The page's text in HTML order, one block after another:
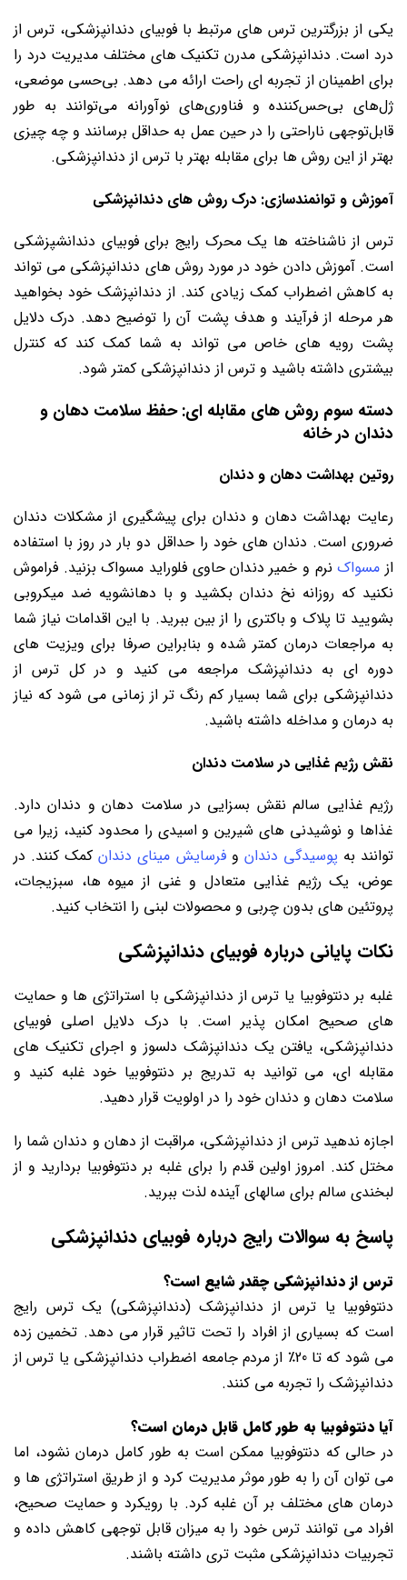
یکی از بزرگترین ترس های مرتبط با فوبیای دندانپزشکی، ترس از
درد است. دندانپزشکی مدرن تکنیک های مختلف مدیریت درد را
برای اطمینان از تجربه ای راحت ارائه می دهد. بی‌حسی موضعی،
ژل‌های بی‌حس‌کننده و فناوری‌های نوآورانه می‌توانند به طور
قابل‌توجهی ناراحتی را در حین عمل به حداقل برسانند و چه چیزی
بهتر از این روش ها برای مقابله بهتر با ترس از دندانپزشکی.
آموزش و توانمندسازی: درک روش های دندانپزشکی
ترس از ناشناخته ها یک محرک رایج برای فوبیای دندانشپزشکی
است. آموزش دادن خود در مورد روش های دندانپزشکی می تواند
به کاهش اضطراب کمک زیادی کند. از دندانپزشک خود بخواهید
هر مرحله از فرآیند و هدف پشت آن را توضیح دهد. درک دلایل
پشت رویه های خاص می تواند به شما کمک کند که کنترل
بیشتری داشته باشید و ترس از دندانپزشکی کمتر شود.
دسته سوم روش های مقابله ای: حفظ سلامت دهان و
دندان در خانه
روتین بهداشت دهان و دندان
رعایت بهداشت دهان و دندان برای پیشگیری از مشکلات دندان
ضروری است. دندان های خود را حداقل دو بار در روز با استفاده
از مسواکنرم و خمیر دندان حاوی فلوراید مسواک بزنید. فراموش
نکنید که روزانه نخ دندان بکشید و با دهانشویه ضد میکروبی
بشویید تا پلاک و باکتری را از بین ببرید. با این اقدامات نیاز شما
به مراجعات درمان کمتر شده و بنابراین صرفا برای ویزیت های
دوره ای به دندانپزشک مراجعه می کنید و در کل ترس از
دندانپزشکی برای شما بسیار کم رنگ تر از زمانی می شود که نیاز
به درمان و مداخله داشته باشید.
نقش رژیم غذایی در سلامت دندان
رژیم غذایی سالم نقش بسزایی در سلامت دهان و دندان دارد.
غذاها و نوشیدنی های شیرین و اسیدی را محدود کنید، زیرا می
توانند به پوسیدگی دندان وفرسایش مینای دندانکمک کنند. در
عوض، یک رژیم غذایی متعادل و غنی از میوه ها، سبزیجات،
پروتئین های بدون چربی و محصولات لبنی را انتخاب کنید.
نکات پایانی درباره فوبیای دندانپزشکی
غلبه بر دنتوفوبیا یا ترس از دندانپزشکی با استراتژی ها و حمایت
های صحیح امکان پذیر است. با درک دلایل اصلی فوبیای
دندانپزشکی، یافتن یک دندانپزشک دلسوز و اجرای تکنیک های
مقابله ای، می توانید به تدریج بر دنتوفوبیا خود غلبه کنید و
سلامت دهان و دندان خود را در اولویت قرار دهید.
اجازه ندهید ترس از دندانپزشکی، مراقبت از دهان و دندان شما را
مختل کند. امروز اولین قدم را برای غلبه بر دنتوفوبیا بردارید و از
لبخندی سالم برای سالهای آینده لذت ببرید.
پاسخ به سوالات رایج درباره فوبیای دندانپزشکی
ترس از دندانپزشکی چقدر شایع است؟
دنتوفوبیا یا ترس از دندانپزشک (دندانپزشکی) یک ترس رایج
است که بسیاری از افراد را تحت تاثیر قرار می دهد. تخمین زده
می شود که تا 20٪ از مردم جامعه اضطراب دندانپزشکی یا ترس از
دندانپزشک را تجربه می کنند.
آیا دنتوفوبیا به طور کامل قابل درمان است؟
در حالی که دنتوفوبیا ممکن است به طور کامل درمان نشود، اما
می توان آن را به طور موثر مدیریت کرد و از طریق استراتژی ها و
درمان های مختلف بر آن غلبه کرد. با رویکرد و حمایت صحیح،
افراد می توانند ترس خود را به میزان قابل توجهی کاهش داده و
تجربیات دندانپزشکی مثبت تری داشته باشند.